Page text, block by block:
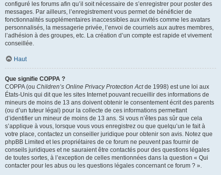
configuré les forums afin qu’il soit nécessaire de s’enregistrer pour poster des
messages. Par ailleurs, l’enregistrement vous permet de bénéficier de
fonctionnalités supplémentaires inaccessibles aux invités comme les avatars
personnalisés, la messagerie privée, l’envoi de courriels aux autres membres,
l’adhésion à des groupes, etc. La création d’un compte est rapide et vivement
conseillée.
Haut
Que signifie COPPA ?
COPPA (ou Children’s Online Privacy Protection Actde 1998) est une loi aux
États-Unis qui dit que les sites Internet pouvant recueillir des informations de
mineurs de moins de 13 ans doivent obtenir le consentement écrit des parents
(ou d’un tuteur légal) pour la collecte de ces informations permettant
d’identifier un mineur de moins de 13 ans. Si vous n’êtes pas sûr que cela
s’applique à vous, lorsque vous vous enregistrez ou que quelqu’un le fait à
votre place, contactez un conseiller juridique pour obtenir son avis. Notez que
phpBB Limited et les propriétaires de ce forum ne peuvent pas fournir de
conseils juridiques et ne sauraient être contactés pour des questions légales
de toutes sortes, à l’exception de celles mentionnées dans la question « Qui
contacter pour les abus ou les questions légales concernant ce forum ? ».